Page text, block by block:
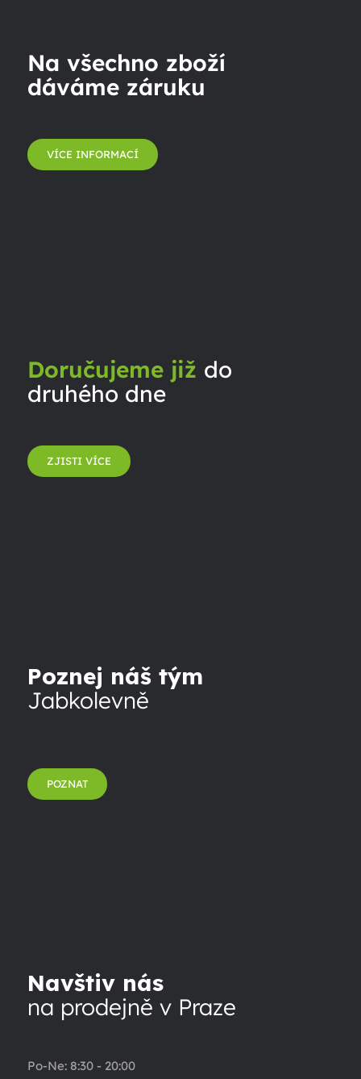
Na všechno zboží
dáváme záruku
VÍCE INFORMACÍ
Doručujeme již do
druhého dne
ZJISTI VÍCE
Poznej náš tým
Jabkolevně
POZNAT
Navštiv nás
na prodejně v Praze
Po-Ne: 8:30 - 20:00